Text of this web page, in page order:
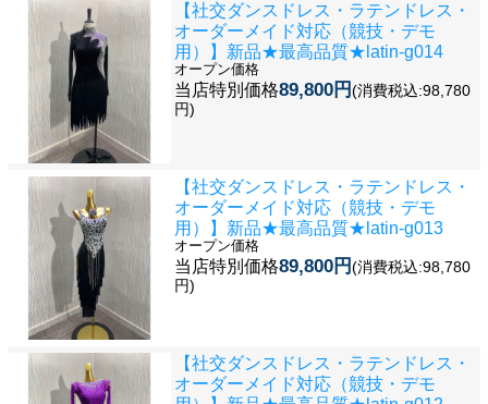
【社交ダンスドレス・ラテンドレス・
オーダーメイド対応（競技・デモ
用）】新品★最高品質★latin-g014
オープン価格
当店特別価格89,800円(消費税込:98,780
円)
【社交ダンスドレス・ラテンドレス・
オーダーメイド対応（競技・デモ
用）】新品★最高品質★latin-g013
オープン価格
当店特別価格89,800円(消費税込:98,780
円)
【社交ダンスドレス・ラテンドレス・
オーダーメイド対応（競技・デモ